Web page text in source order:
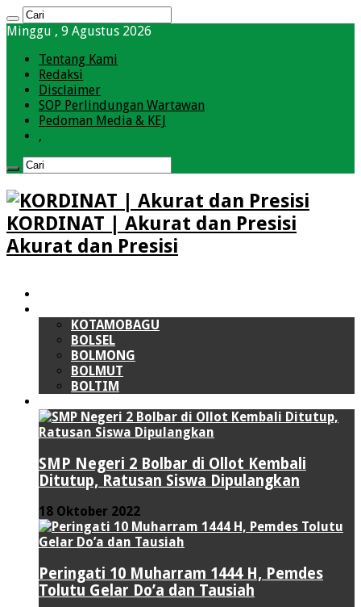
Minggu , 9 Agustus 2026
Tentang Kami
Redaksi
Disclaimer
SOP Perlindungan Wartawan
Pedoman Media & KEJ
,
KORDINAT | Akurat dan Presisi
Akurat dan Presisi
KOTAMOBAGU
BOLSEL
BOLMONG
BOLMUT
BOLTIM
SMP Negeri 2 Bolbar di Ollot Kembali
Ditutup, Ratusan Siswa Dipulangkan
18 Oktober 2022
Peringati 10 Muharram 1444 H, Pemdes
Tolutu Gelar Do’a dan Tausiah